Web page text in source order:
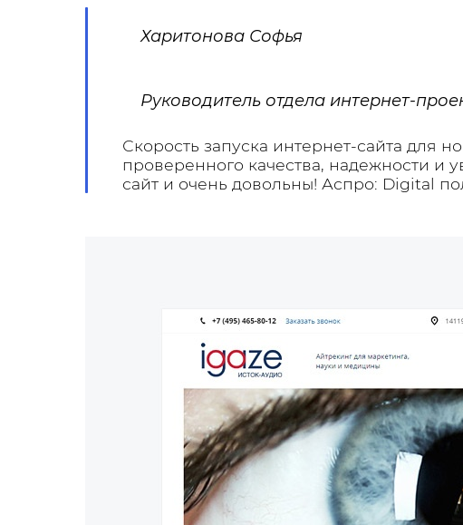
Харитонова Софья
Руководитель отдела интернет-
Скорость запуска интернет-сайта для
проверенного качества, надежности и
сайт и очень довольны! Аспро: Digital